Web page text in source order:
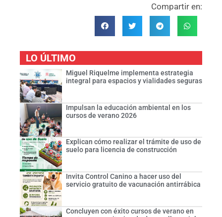
Compartir en:
LO ÚLTIMO
Miguel Riquelme implementa estrategia
integral para espacios y vialidades seguras
Impulsan la educación ambiental en los
cursos de verano 2026
Explican cómo realizar el trámite de uso de
suelo para licencia de construcción
Invita Control Canino a hacer uso del
servicio gratuito de vacunación antirrábica
Concluyen con éxito cursos de verano en